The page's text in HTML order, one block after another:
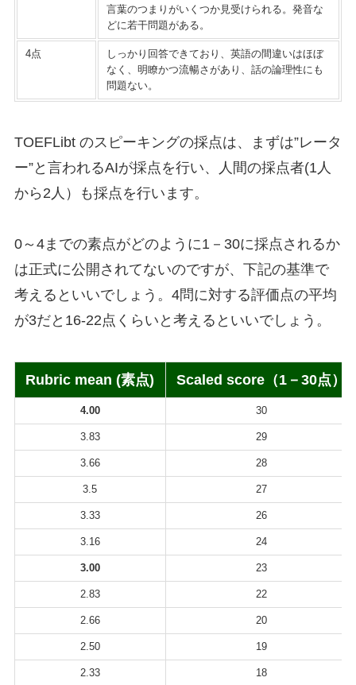
言葉のつまりがいくつか見受けられる。発音な
どに若干問題がある。
4点
しっかり回答できており、英語の間違いはほぼ
なく、明瞭かつ流暢さがあり、話の論理性にも
問題ない。
TOEFLibt のスピーキングの採点は、まずは”レータ
ー”と言われるAIが採点を行い、人間の採点者(1人
から2人）も採点を行います。
0～4までの素点がどのように1－30に採点されるか
は正式に公開されてないのですが、下記の基準で
考えるといいでしょう。4問に対する評価点の平均
が3だと16-22点くらいと考えるといいでしょう。
Rubric mean (素点) Scaled score（1－30点）
4.00 30
3.83 29
3.66 28
3.5 27
3.33 26
3.16 24
3.00 23
2.83 22
2.66 20
2.50 19
2.33 18